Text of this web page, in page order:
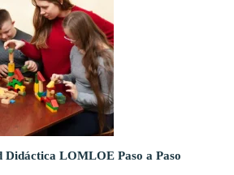
LOMLOE Paso a Paso